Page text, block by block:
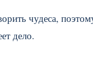
чудеса,
дело.